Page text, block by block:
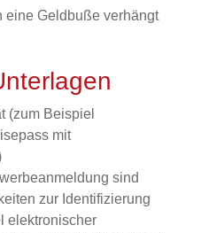
eine Geldbuße verhängt
(zum Beispiel
mit
sind
zur Identifizierung
elektronischer